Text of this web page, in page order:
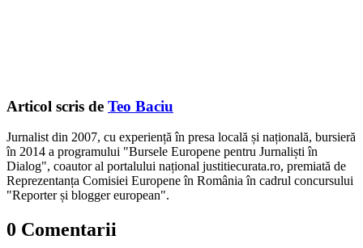
Articol scris de Teo Baciu
Jurnalist din 2007, cu experiență în presa locală și națională, bursieră
în 2014 a programului "Bursele Europene pentru Jurnaliști în
Dialog", coautor al portalului național justitiecurata.ro, premiată de
Reprezentanța Comisiei Europene în România în cadrul concursului
"Reporter și blogger european".
0 Comentarii